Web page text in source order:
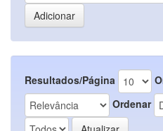
Resultados/Página
Ordenar